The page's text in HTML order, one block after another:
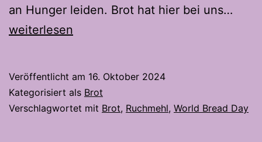
an Hunger leiden. Brot hat hier bei uns…
weiterlesen
Veröffentlicht am 16. Oktober 2024
Kategorisiert als Brot
Verschlagwortet mit Brot, Ruchmehl, World Bread Day